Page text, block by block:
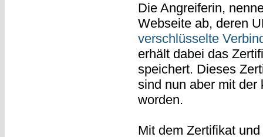
Die Angreiferin,
Webseite ab, deren
verschlüsselte
erhält dabei das
speichert. Dieses
sind nun aber mit der
worden.
Mit dem Zertifikat